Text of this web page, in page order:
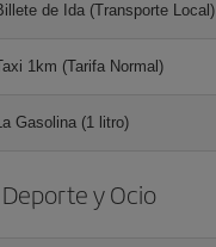
de Ida (Transporte Local)
1km (Tarifa Normal)
Gasolina (1 litro)
Deporte y Ocio